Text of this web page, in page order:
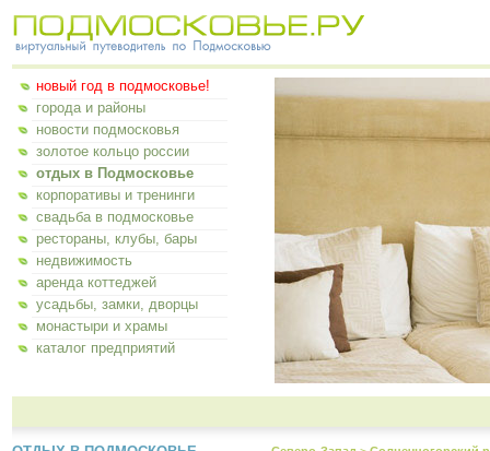
новый год в подмосковье!
города и районы
новости подмосковья
золотое кольцо россии
отдых в Подмосковье
корпоративы и тренинги
свадьба в подмосковье
рестораны, клубы, бары
недвижимость
аренда коттеджей
усадьбы, замки, дворцы
монастыри и храмы
каталог предприятий